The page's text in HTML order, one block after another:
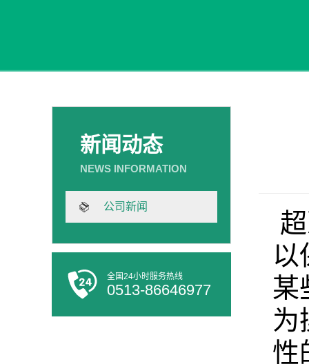
新闻动态
公司新闻
全国24小时服务热线
0513-86646977
以
某
为
性